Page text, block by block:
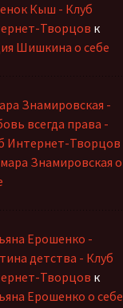
Кыш - Клуб
Творцов к
Шишкина о себе
Знамировская -
всегда права -
Интернет-Творцов
Знамировская о
Ерошенко -
детства - Клуб
Творцов к
Ерошенко о себе